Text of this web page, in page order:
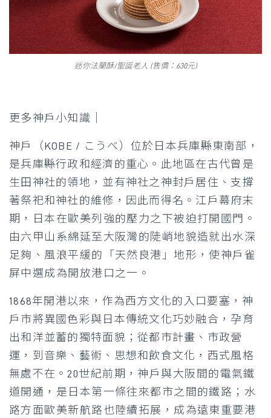
迷你法蘭酥/聖誕老人 (售價：630元)
更多神戶小知識│
神戶（KOBE / こうべ）位於日本兵庫縣東南部，
是兵庫縣行政和經濟的重心。此地區在古代曾是
生田神社的領地，並有神社之神封戶居住、支撐
著祭祀和神社的維修，因此而得名。 江戶幕府末
期，日本在歐美列強的壓力之下被迫打開國門。
由六甲山系綿延至大阪灣的陡峭地貌造就出水深
足夠、風浪平緩的「天然良港」地形，使神戶雀
屏中選成為開放港口之一。
1868年開港以來，作為西方文化的入口要塞，神
戶市將異國色彩與日本傳統文化巧妙融合，孕育
出和洋並蓄的獨特面貌；從都市計畫、市政營
運，到音樂、藝術、思想和飲食文化，西式風格
無處不在。20世紀前期，神戶與大阪間的電氣鐵
道開通，是日本第一條往來都市之間的鐵路；水
路方面歐美新航路也陸續拓展，成為遠東重要港